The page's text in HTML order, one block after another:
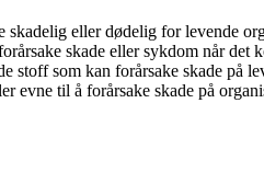
eller dødelig for levende
skade eller sykdom når det
stoff som kan forårsake skade på
evne til å forårsake skade på